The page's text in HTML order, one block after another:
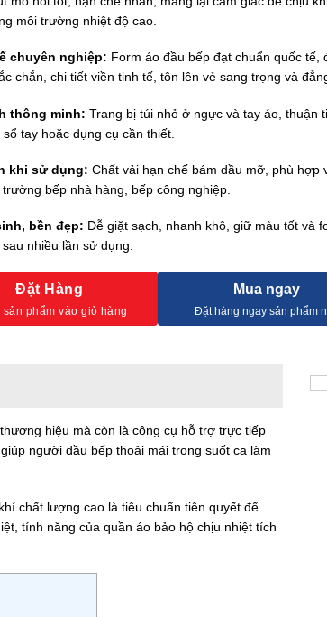
môi trường nhiệt độ cao.
chuyên nghiệp: Form áo đầu bếp đạt chuẩn quốc tế,
chắn, chi tiết viền tinh tế, tôn lên vẻ sang trọng và
thông minh: Trang bị túi nhỏ ở ngực và tay áo, thuận
tay hoặc dụng cụ cần thiết.
khi sử dụng: Chất vải hạn chế bám dầu mỡ, phù hợp
bếp nhà hàng, bếp công nghiệp.
bền đẹp: Dễ giặt sạch, nhanh khô, giữ màu tốt và
nhiều lần sử dụng.
Đặt Hàng Mua ngay
hiệu mà còn là công cụ hỗ trợ trực tiếp
người đầu bếp thoải mái trong suốt ca làm
chất lượng cao là tiêu chuẩn tiên quyết để
tính năng của quần áo bảo hộ chịu nhiệt tích